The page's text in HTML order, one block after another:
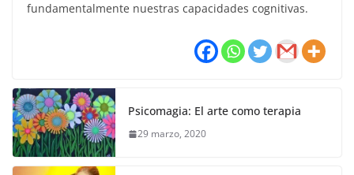
fundamentalmente nuestras capacidades cognitivas.
Psicomagia: El arte como terapia
29 marzo, 2020